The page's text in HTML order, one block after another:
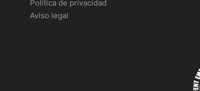
Política de privacidad
Aviso legal